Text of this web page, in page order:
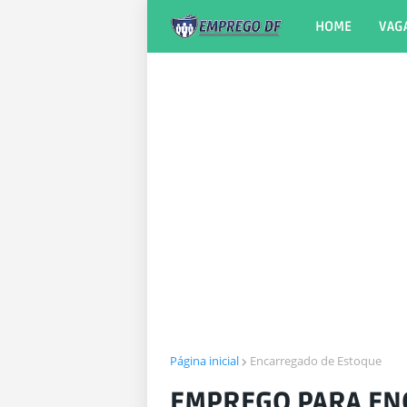
HOME
Página inicial Encarregado de Estoque